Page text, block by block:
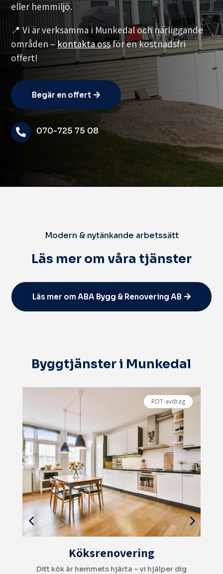
eller hemmiljö.
📍 Vi är verksamma i Munkedal och närliggande
områden –kontakta ossför en kostnadsfri
offert!
Begär en offert
 070-725 75 08
Modern & nytänkande arbetssätt
Läs mer om våra tjänster
Läs mer om ABA Bygg & Renovering AB
Byggtjänster i Munkedal
ROT-avdrag
Totalrenovering
Vill du förvandla ditt hem? Vi erbjuder